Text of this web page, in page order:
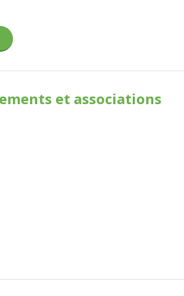
et associations